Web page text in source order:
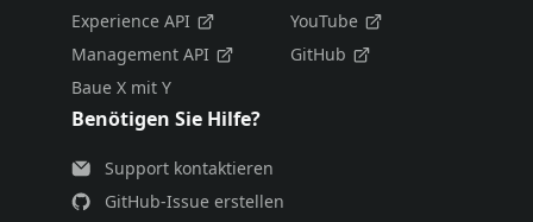
Experience API
Management API
Baue X mit Y
YouTube
GitHub
Benötigen Sie Hilfe?
Support kontaktieren
GitHub-Issue erstellen